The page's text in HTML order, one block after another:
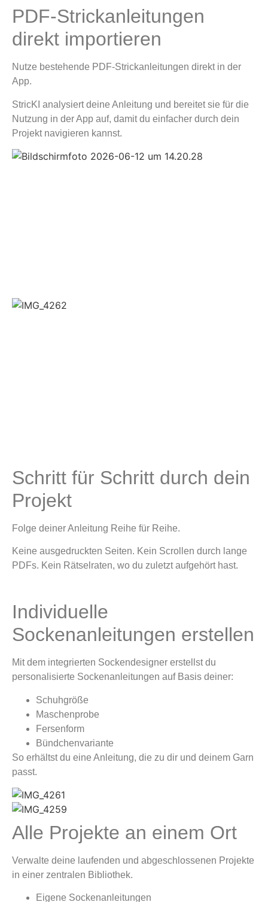
PDF-Strickanleitungen
direkt importieren
Nutze bestehende PDF-Strickanleitungen direkt in der
App.
StricKI analysiert deine Anleitung und bereitet sie für die
Nutzung in der App auf, damit du einfacher durch dein
Projekt navigieren kannst.
Schritt für Schritt durch dein
Projekt
Folge deiner Anleitung Reihe für Reihe.
Keine ausgedruckten Seiten. Kein Scrollen durch lange
PDFs. Kein Rätselraten, wo du zuletzt aufgehört hast.
Individuelle
Sockenanleitungen erstellen
Mit dem integrierten Sockendesigner erstellst du
personalisierte Sockenanleitungen auf Basis deiner:
Schuhgröße
Maschenprobe
Fersenform
Bündchenvariante
So erhältst du eine Anleitung, die zu dir und deinem Garn
passt.
Alle Projekte an einem Ort
Verwalte deine laufenden und abgeschlossenen Projekte
in einer zentralen Bibliothek.
Eigene Sockenanleitungen